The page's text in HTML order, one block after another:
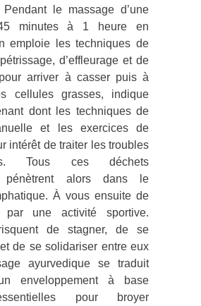
le massage d’une
minutes à 1 heure en
emploie les techniques de
d’effleurage et de
arriver à casser puis à
cellules grasses, indique
dont les techniques de
et les exercices de
intérêt de traiter les troubles
Tous ces déchets
pénètrent alors dans le
À vous ensuite de
par une activité sportive.
de stagner, de se
de se solidariser entre eux
ayurvedique se traduit
enveloppement à base
pour broyer